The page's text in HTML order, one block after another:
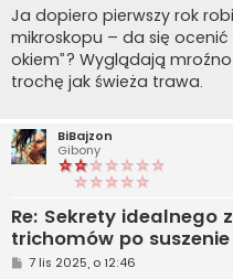
s
t
Ja dopiero pierwszy rok
mikroskopu – da się ocenić
okiem”? Wyglądają
trochę jak świeża trawa.
BiBajzon
Gibony
Re: Sekrety idealnego
trichomów po suszenie
P7 lis 2025, o 12:46